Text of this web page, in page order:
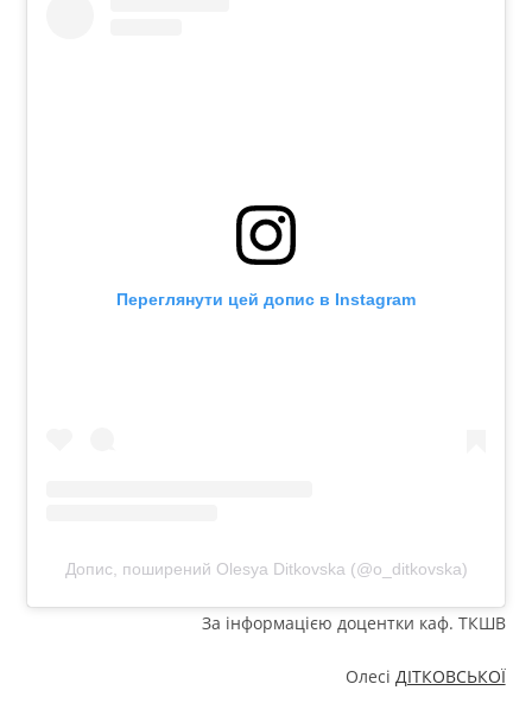
Переглянути цей допис в Instagram
Допис, поширений Olesya Ditkovska (@o_ditkovska)
За інформацією доцентки каф. ТКШВ
Олесі ДІТКОВСЬКОЇ